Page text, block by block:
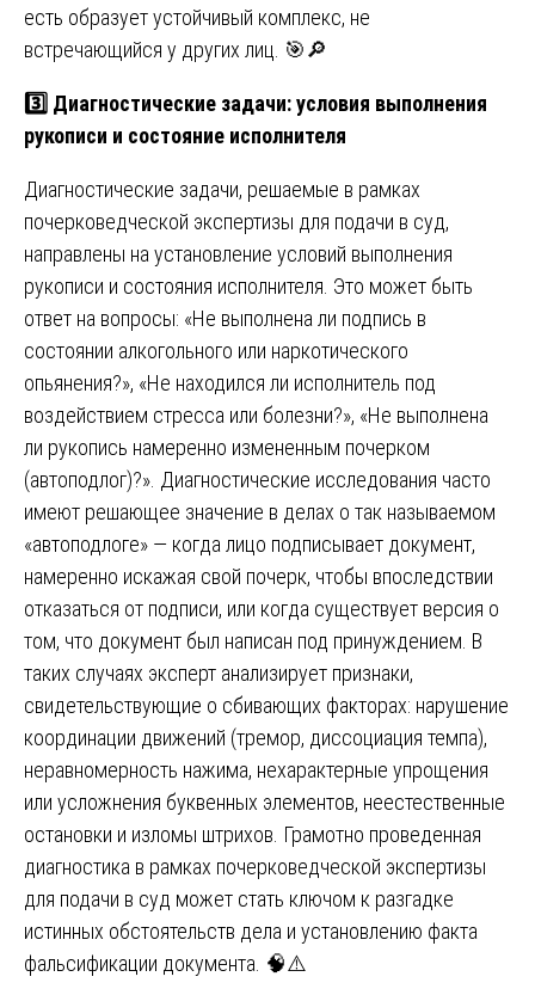
есть образует устойчивый комплекс, не
встречающийся у других лиц. 🎯🔎
3️⃣ Диагностические задачи: условия выполнения
рукописи и состояние исполнителя
Диагностические задачи, решаемые в рамках
почерковедческой экспертизы для подачи в суд,
направлены на установление условий выполнения
рукописи и состояния исполнителя. Это может быть
ответ на вопросы: «Не выполнена ли подпись в
состоянии алкогольного или наркотического
опьянения?», «Не находился ли исполнитель под
воздействием стресса или болезни?», «Не выполнена
ли рукопись намеренно измененным почерком
(автоподлог)?». Диагностические исследования часто
имеют решающее значение в делах о так называемом
«автоподлоге» — когда лицо подписывает документ,
намеренно искажая свой почерк, чтобы впоследствии
отказаться от подписи, или когда существует версия о
том, что документ был написан под принуждением. В
таких случаях эксперт анализирует признаки,
свидетельствующие о сбивающих факторах: нарушение
координации движений (тремор, диссоциация темпа),
неравномерность нажима, нехарактерные упрощения
или усложнения буквенных элементов, неестественные
остановки и изломы штрихов. Грамотно проведенная
диагностика в рамках почерковедческой экспертизы
для подачи в суд может стать ключом к разгадке
истинных обстоятельств дела и установлению факта
фальсификации документа. 🧠⚠️